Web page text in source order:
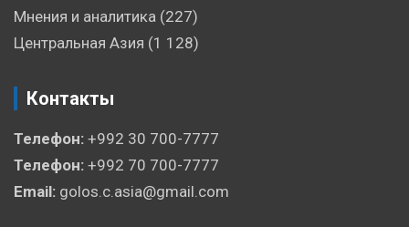
Мнения и аналитика (227)
Центральная Азия (1 128)
Контакты
Телефон: +992 30 700-7777
Телефон: +992 70 700-7777
Email: golos.c.asia@gmail.com